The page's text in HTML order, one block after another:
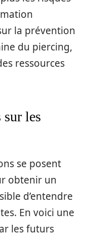
la prévention
du piercing,
ressources
sur les
se posent
obtenir un
d’entendre
En voici une
les futurs